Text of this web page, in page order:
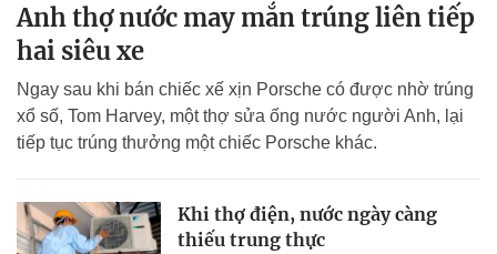
Anh thợ nước may mắn trúng liên tiếp
hai siêu xe
Ngay sau khi bán chiếc xế xịn Porsche có được nhờ trúng
xổ số, Tom Harvey, một thợ sửa ống nước người Anh, lại
tiếp tục trúng thưởng một chiếc Porsche khác.
Khi thợ điện, nước ngày càng
thiếu trung thực